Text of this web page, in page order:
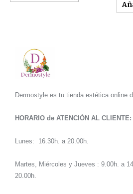
Dermostyle es tu tienda estética online
HORARIO de ATENCIÓN AL CLIENTE:
Lunes: 16.30h. a 20.00h.
Martes, Miércoles y Jueves : 9.00h. a
20.00h.